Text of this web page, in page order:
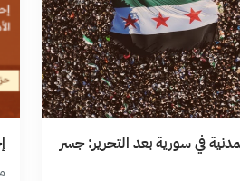
في سورية بعد التحرير: جسر